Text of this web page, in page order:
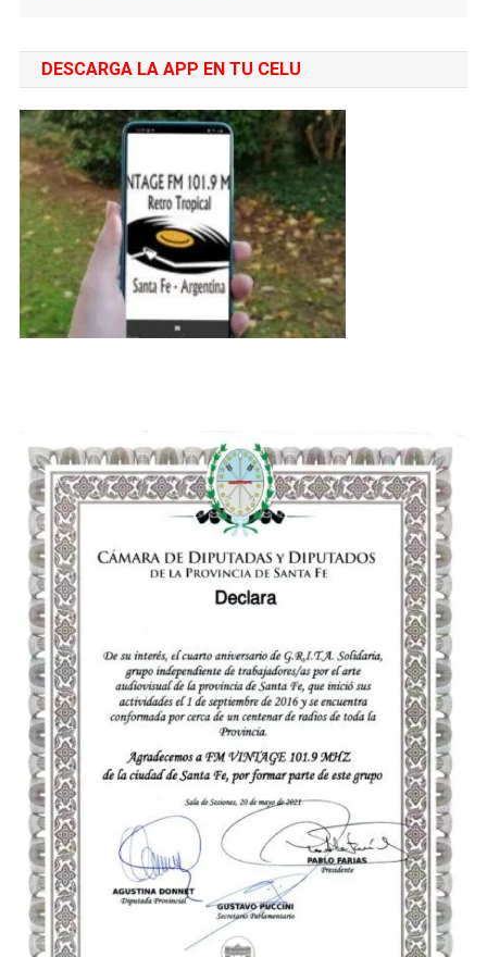
DESCARGA LA APP EN TU CELU